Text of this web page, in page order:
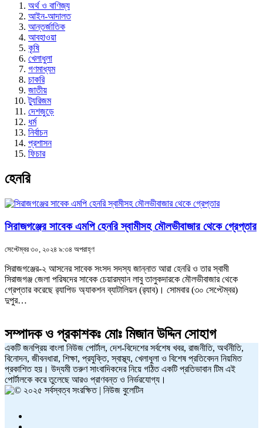
অর্থ ও বাণিজ্য
আইন-আদালত
আন্তর্জাতিক
আবহাওয়া
কৃষি
খেলাধুলা
গণমাধ্যম
চাকরি
জাতীয়
ট্যুরিজম
দেশজুড়ে
ধর্ম
নির্বাচন
প্রশাসন
ফিচার
হেনরি
সিরাজগঞ্জের সাবেক এমপি হেনরি স্বামীসহ মৌলভীবাজার থেকে গ্রেপ্তার
সেপ্টেম্বর ৩০, ২০২৪ ৯:৩৪ অপরাহ্ণ
সিরাজগঞ্জের-২ আসনের সাবেক সংসদ সদস্য জান্নাত আরা হেনরি ও তার স্বামী
সিরাজগঞ্জ জেলা পরিষদের সাবেক চেয়ারম্যান লাবু তালুকদারকে মৌলভীবাজার থেকে
গ্রেপ্তার করেছে র‌্যাপিড অ্যাকশন ব্যাটালিয়ন (র‍্যাব)। সোমবার (৩০ সেপ্টেম্বর)
দুপুর…
সম্পাদক ও প্রকাশকঃ মোঃ মিজান উদ্দিন সোহাগ
একটি জনপ্রিয় বাংলা নিউজ পোর্টাল, দেশ-বিদেশের সর্বশেষ খবর, রাজনীতি, অর্থনীতি,
বিনোদন, জীবনধারা, শিক্ষা, প্রযুক্তি, স্বাস্থ্য, খেলাধুলা ও বিশেষ প্রতিবেদন নিয়মিত
প্রকাশিত হয়। উদ্যমী তরুণ সাংবাদিকদের নিয়ে গঠিত একটি প্রতিভাবান টিম এই
পোর্টালকে করে তুলেছে আরও প্রাণবন্ত ও নির্ভরযোগ্য।